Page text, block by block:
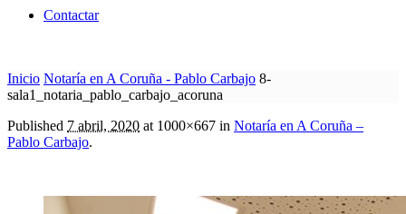
Contactar
Inicio Notaría en A Coruña - Pablo Carbajo 8-
sala1_notaria_pablo_carbajo_acoruna
Published 7 abril, 2020 at 1000×667 in Notaría en A Coruña –
Pablo Carbajo.